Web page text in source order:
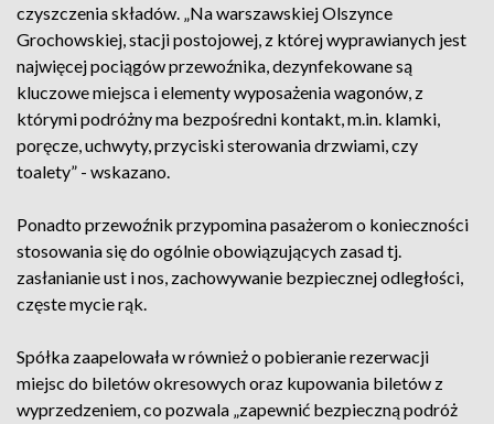
czyszczenia składów. „Na warszawskiej Olszynce
Grochowskiej, stacji postojowej, z której wyprawianych jest
najwięcej pociągów przewoźnika, dezynfekowane są
kluczowe miejsca i elementy wyposażenia wagonów, z
którymi podróżny ma bezpośredni kontakt, m.in. klamki,
poręcze, uchwyty, przyciski sterowania drzwiami, czy
toalety” - wskazano.
Ponadto przewoźnik przypomina pasażerom o konieczności
stosowania się do ogólnie obowiązujących zasad tj.
zasłanianie ust i nos, zachowywanie bezpiecznej odległości,
częste mycie rąk.
Spółka zaapelowała w również o pobieranie rezerwacji
miejsc do biletów okresowych oraz kupowania biletów z
wyprzedzeniem, co pozwala „zapewnić bezpieczną podróż